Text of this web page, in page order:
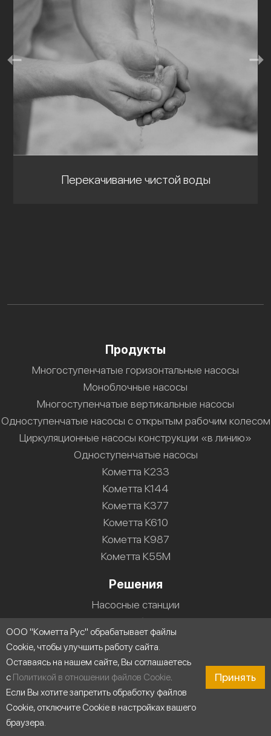
Перекачивание чистой воды
Продукты
Многоступенчатые горизонтальные насосы
Моноблочные насосы
Многоступенчатые вертикальные насосы
Одноступенчатые насосы с открытым рабочим колесом
Циркуляционные насосы конструкции «в линию»
Одноступенчатые насосы
Кометта К233
Кометта К144
Кометта К377
Кометта К610
Кометта К987
Кометта К55М
Решения
Насосные станции
Водоснабжение
Холодильные установки
Промышленные системы мойки
Строительство
Циркуляция воды
Пищевая промышленность
ООО "Кометта Рус" обрабатывает файлы
Cookie, чтобы улучшить работу сайта.
Оставаясь на нашем сайте, Вы соглашаетесь
с Политикой в отношении файлов Cookie.
Если Вы хотите запретить обработку файлов
Cookie, отключите Cookie в настройках вашего
браузера.
Принять